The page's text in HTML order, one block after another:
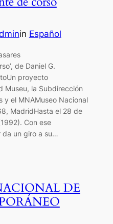
in Español
de Daniel G.
proyecto
Museu, la Subdirección
y el MNAMuseo Nacional
MadridHasta el 28 de
Con ese
da un giro a su…
DE